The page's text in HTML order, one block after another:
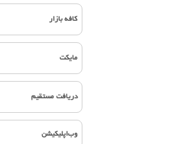
کافه بازار
مایکت
دریافت مستقیم
وب‌اپلیکیشن